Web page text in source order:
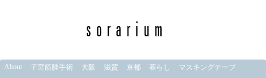
About 子宮筋腫手術 大阪 滋賀 京都 暮らし
マスキングテープ